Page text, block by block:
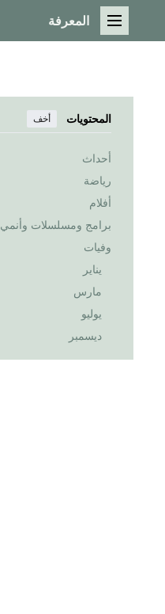
القائمة الرئيسية
المعرفة
المحتويات أخف
أحداث
رياضة
أفلام
برامج ومسلسلات وأنمي
وفيات
يناير
مارس
يوليو
ديسمبر